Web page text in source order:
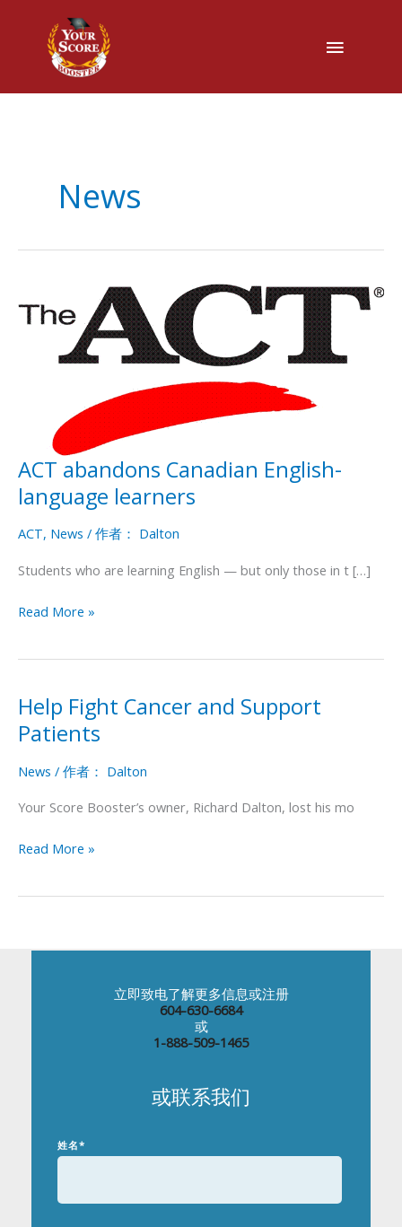
菜
单
News
ACT abandons Canadian English-
language learners
ACT, News / 作者： Dalton
Students who are learning English — but only those in t […]
ACT
abandons
Canadian
English-
learners
Read More »
Help Fight Cancer and Support
Patients
News / 作者： Dalton
Your Score Booster’s owner, Richard Dalton, lost his mo
Help
Fight
Cancer
and
Patients
Read More »
立即致电了解更多信息或注册
604-630-6684
或
1-888-509-1465
或联系我们
姓名*